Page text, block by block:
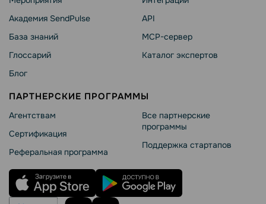
Академия SendPulse
База знаний
Глоссарий
Блог
API
MCP-сервер
Каталог экспертов
ПАРТНЕРСКИЕ ПРОГРАММЫ
Агентствам
Сертификация
Реферальная программа
Все партнерские
программы
Поддержка стартапов